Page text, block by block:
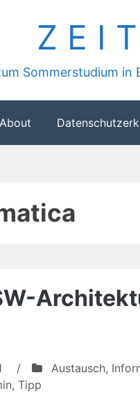
Z E I
Sommerstudium
About
/ Austausch,
, Tipp